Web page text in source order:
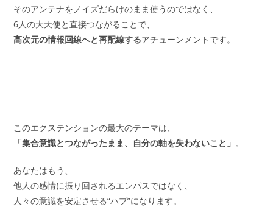
そのアンテナをノイズだらけのまま使うのではなく、
6人の大天使と直接つながることで、
高次元の情報回線へと再配線するアチューンメントです。
このエクステンションの最大のテーマは、
「集合意識とつながったまま、自分の軸を失わないこと」 。
あなたはもう、
他人の感情に振り回されるエンパスではなく、
人々の意識を安定させる“ハブ”になります。